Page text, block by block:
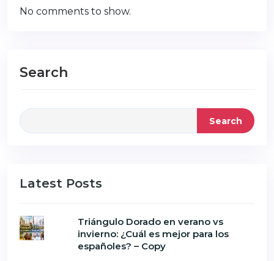
No comments to show.
Search
Search
Latest Posts
Triángulo Dorado en verano vs
invierno: ¿Cuál es mejor para los
españoles? – Copy